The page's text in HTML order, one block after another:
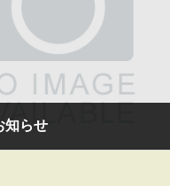
知らせ